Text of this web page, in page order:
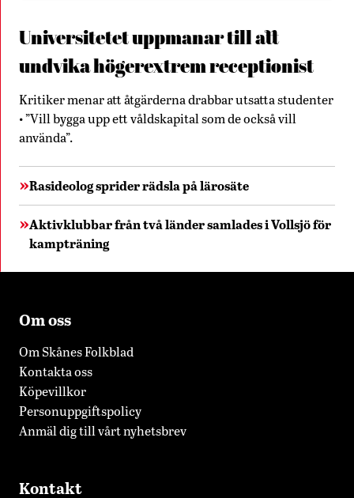
Universitetet uppmanar till att
undvika högerextrem receptionist
Kritiker menar att åtgärderna drabbar utsatta studenter
• ”Vill bygga upp ett våldskapital som de också vill
använda”.
Rasideolog sprider rädsla på lärosäte
Aktivklubbar från två länder samlades i Vollsjö för
kampträning
Om oss
Om Skånes Folkblad
Kontakta oss
Köpevillkor
Personuppgiftspolicy
Anmäl dig till vårt nyhetsbrev
Kontakt